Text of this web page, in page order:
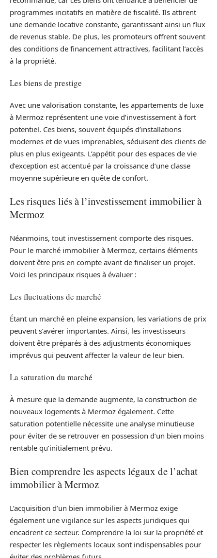
programmes incitatifs en matière de fiscalité. Ils attirent
une demande locative constante, garantissant ainsi un flux
de revenus stable. De plus, les promoteurs offrent souvent
des conditions de financement attractives, facilitant l’accès
à la propriété.
Les biens de prestige
Avec une valorisation constante, les appartements de luxe
à Mermoz représentent une voie d’investissement à fort
potentiel. Ces biens, souvent équipés d’installations
modernes et de vues imprenables, séduisent des clients de
plus en plus exigeants. L’appétit pour des espaces de vie
d’exception est accentué par la croissance d’une classe
moyenne supérieure en quête de confort.
Les risques liés à l’investissement immobilier à
Mermoz
Néanmoins, tout investissement comporte des risques.
Pour le marché immobilier à Mermoz, certains éléments
doivent être pris en compte avant de finaliser un projet.
Voici les principaux risques à évaluer :
Les fluctuations de marché
Étant un marché en pleine expansion, les variations de prix
peuvent s’avérer importantes. Ainsi, les investisseurs
doivent être préparés à des adjustments économiques
imprévus qui peuvent affecter la valeur de leur bien.
La saturation du marché
À mesure que la demande augmente, la construction de
nouveaux logements à Mermoz également. Cette
saturation potentielle nécessite une analyse minutieuse
pour éviter de se retrouver en possession d’un bien moins
rentable qu’initialement prévu.
Bien comprendre les aspects légaux de l’achat
immobilier à Mermoz
L’acquisition d’un bien immobilier à Mermoz exige
également une vigilance sur les aspects juridiques qui
encadrent ce secteur. Comprendre la loi sur la propriété et
respecter les règlements locaux sont indispensables pour